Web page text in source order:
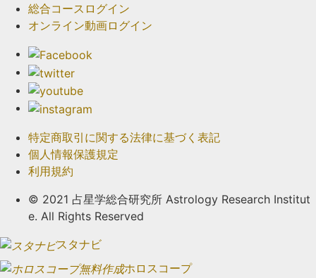
総合コースログイン
オンライン動画ログイン
特定商取引に関する法律に基づく表記
個人情報保護規定
利用規約
© 2021 占星学総合研究所 Astrology Research Institut
e. All Rights Reserved
スタナビ
ホロスコープ